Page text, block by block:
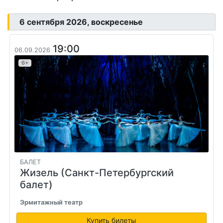
6 сентября 2026, воскресенье
06.09.2026 19:00
6+
БАЛЕТ
Жизель (Санкт-Петербургский
балет)
Эрмитажный театр
Купить билеты